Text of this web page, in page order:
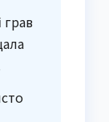
грав